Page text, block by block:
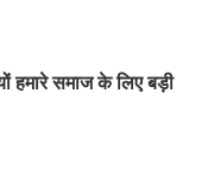
हमारे समाज के लिए बड़ी